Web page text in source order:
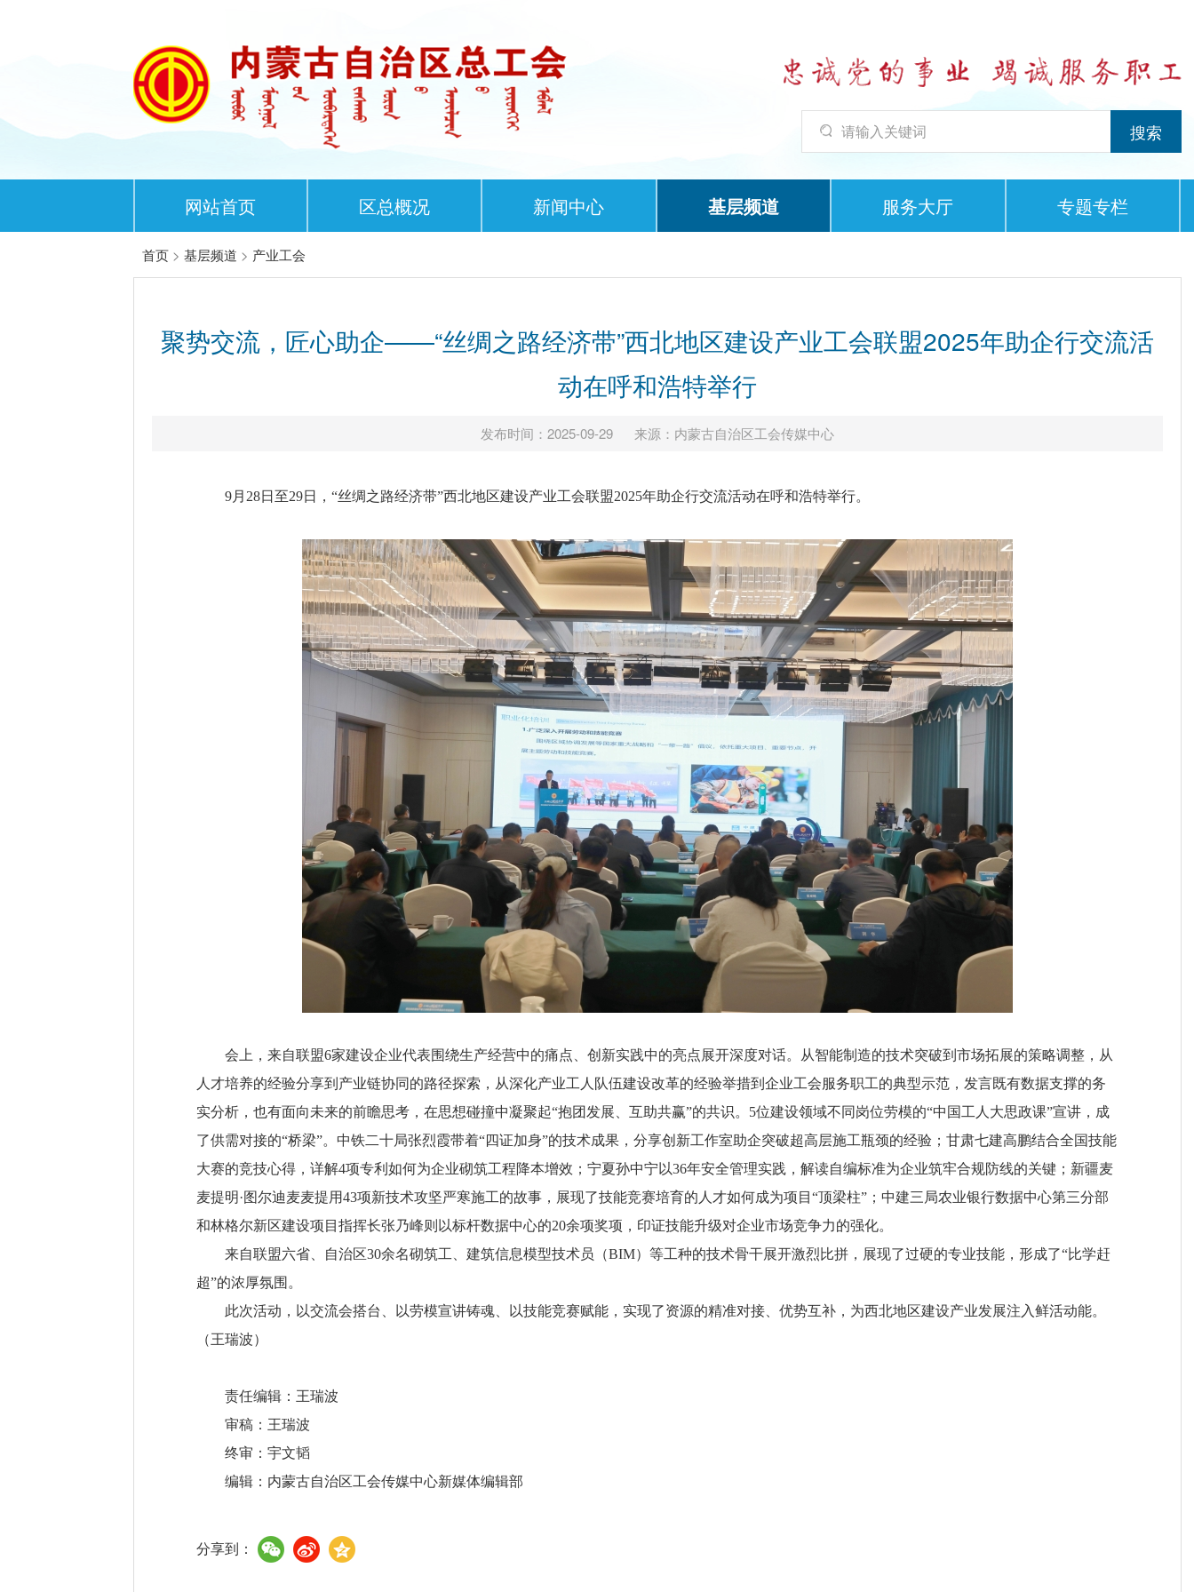
网站首页 区总概况 新闻中心 基层频道 服务大厅 专题专栏
首页 > 基层频道 > 产业工会
聚势交流，匠心助企——“丝绸之路经济带”西北地区建设产业工会联盟2025年助企行交流活
动在呼和浩特举行
发布时间：2025-09-29 来源：内蒙古自治区工会传媒中心
9月28日至29日，“丝绸之路经济带”西北地区建设产业工会联盟2025年助企行交流活动在呼和浩特举行。
会上，来自联盟6家建设企业代表围绕生产经营中的痛点、创新实践中的亮点展开深度对话。从智能制造的技术突破到市场拓展的策略调整，从
人才培养的经验分享到产业链协同的路径探索，从深化产业工人队伍建设改革的经验举措到企业工会服务职工的典型示范，发言既有数据支撑的务
实分析，也有面向未来的前瞻思考，在思想碰撞中凝聚起“抱团发展、互助共赢”的共识。5位建设领域不同岗位劳模的“中国工人大思政课”宣讲，成
了供需对接的“桥梁”。中铁二十局张烈霞带着“四证加身”的技术成果，分享创新工作室助企突破超高层施工瓶颈的经验；甘肃七建高鹏结合全国技能
大赛的竞技心得，详解4项专利如何为企业砌筑工程降本增效；宁夏孙中宁以36年安全管理实践，解读自编标准为企业筑牢合规防线的关键；新疆麦
麦提明·图尔迪麦麦提用43项新技术攻坚严寒施工的故事，展现了技能竞赛培育的人才如何成为项目“顶梁柱”；中建三局农业银行数据中心第三分部
和林格尔新区建设项目指挥长张乃峰则以标杆数据中心的20余项奖项，印证技能升级对企业市场竞争力的强化。
来自联盟六省、自治区30余名砌筑工、建筑信息模型技术员（BIM）等工种的技术骨干展开激烈比拼，展现了过硬的专业技能，形成了“比学赶
超”的浓厚氛围。
此次活动，以交流会搭台、以劳模宣讲铸魂、以技能竞赛赋能，实现了资源的精准对接、优势互补，为西北地区建设产业发展注入鲜活动能。
（王瑞波）
责任编辑：王瑞波
审稿：王瑞波
终审：宇文韬
编辑：内蒙古自治区工会传媒中心新媒体编辑部
分享到：